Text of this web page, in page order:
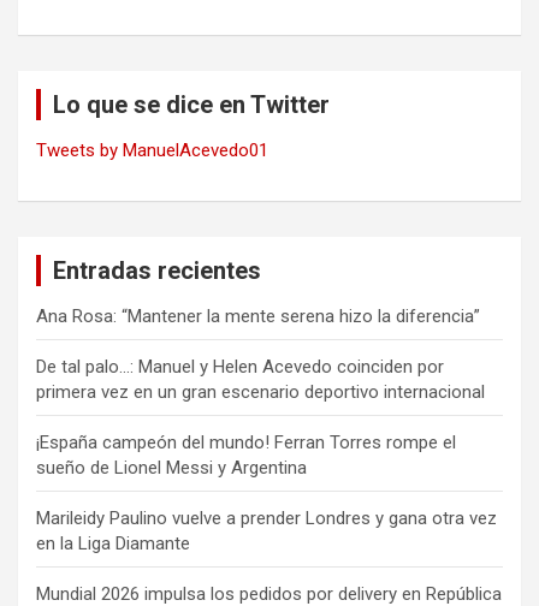
Lo que se dice en Twitter
Tweets by ManuelAcevedo01
Entradas recientes
Ana Rosa: “Mantener la mente serena hizo la diferencia”
De tal palo…: Manuel y Helen Acevedo coinciden por
primera vez en un gran escenario deportivo internacional
¡España campeón del mundo! Ferran Torres rompe el
sueño de Lionel Messi y Argentina
Marileidy Paulino vuelve a prender Londres y gana otra vez
en la Liga Diamante
Mundial 2026 impulsa los pedidos por delivery en República